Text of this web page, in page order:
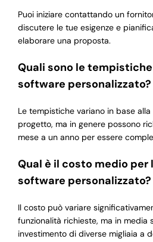
Puoi iniziare contattando un
discutere le tue esigenze e
elaborare una proposta.
Quali sono le
software personalizzato?
Le tempistiche variano in base
progetto, ma in genere possono
mese a un anno per essere
Qual è il costo medio per
software personalizzato?
Il costo può variare
funzionalità richieste, ma in media
investimento di diverse migliaia a